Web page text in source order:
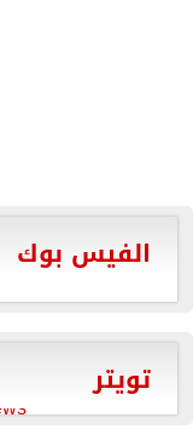
الفيس بوك
تويتر